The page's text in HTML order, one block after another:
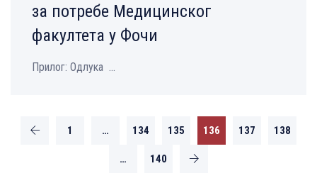
за потребе Медицинског
факултета у Фочи
Прилог: Одлука ...
1 … 134 135 136 137 138
… 140